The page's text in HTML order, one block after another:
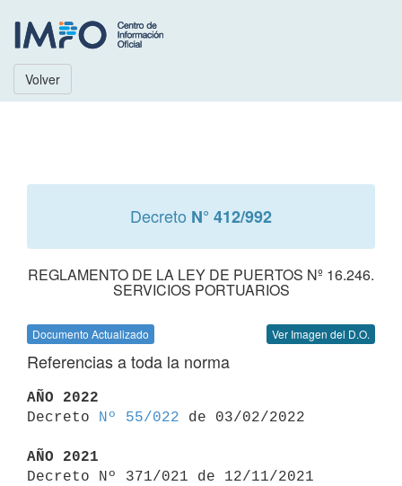
Volver
Decreto N° 412/992
REGLAMENTO DE LA LEY DE PUERTOS Nº 16.246.
SERVICIOS PORTUARIOS
Documento Actualizado Ver Imagen del D.O.
Referencias a toda la norma
AÑO 2022
Decreto
Nº 55/022 de 03/02/2022
AÑO 2021
Decreto Nº 371/021 de 12/11/2021